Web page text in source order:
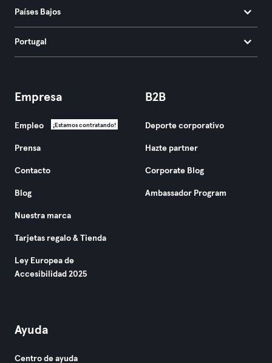
Países Bajos
Portugal
Empresa
Empleo ¡Estamos contratando!
Prensa
Contacto
Blog
Nuestra marca
Tarjetas regalo & Tienda
Ley Europea de
Accesibilidad 2025
B2B
Deporte corporativo
Hazte partner
Corporate Blog
Ambassador Program
Ayuda
Centro de ayuda